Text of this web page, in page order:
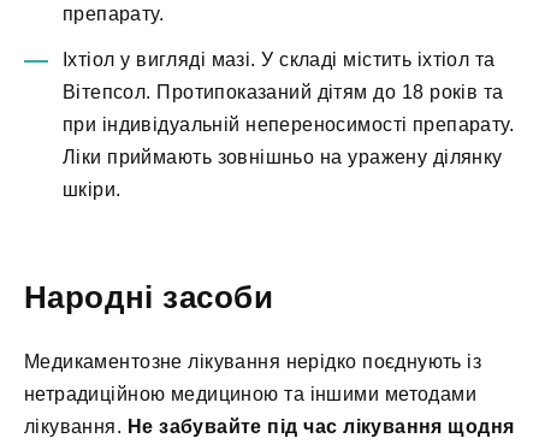
препарату.
Іхтіол у вигляді мазі. У складі містить іхтіол та
Вітепсол. Протипоказаний дітям до 18 років та
при індивідуальній непереносимості препарату.
Ліки приймають зовнішньо на уражену ділянку
шкіри.
Народні засоби
Медикаментозне лікування нерідко поєднують із
нетрадиційною медициною та іншими методами
лікування. Не забувайте під час лікування щодня